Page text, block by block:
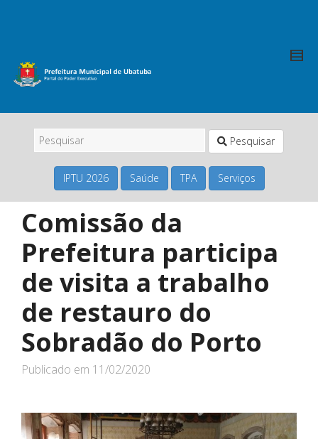
Pesquisar
IPTU 2026 Saúde TPA Serviços
Comissão da
Prefeitura participa
de visita a trabalho
de restauro do
Sobradão do Porto
Publicado em 11/02/2020